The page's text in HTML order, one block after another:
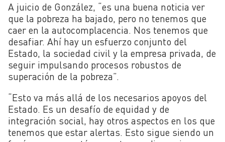
A juicio de González, “es una buena noticia ver
que la pobreza ha bajado, pero no tenemos que
caer en la autocomplacencia. Nos tenemos que
desafiar. Ahí hay un esfuerzo conjunto del
Estado, la sociedad civil y la empresa privada, de
seguir impulsando procesos robustos de
superación de la pobreza”.
“Esto va más allá de los necesarios apoyos del
Estado. Es un desafío de equidad y de
integración social, hay otros aspectos en los que
tenemos que estar alertas. Esto sigue siendo un